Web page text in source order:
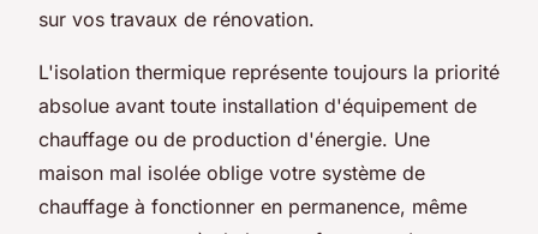
sur vos travaux de rénovation.
L'isolation thermique représente toujours la priorité
absolue avant toute installation d'équipement de
chauffage ou de production d'énergie. Une
maison mal isolée oblige votre système de
chauffage à fonctionner en permanence, même